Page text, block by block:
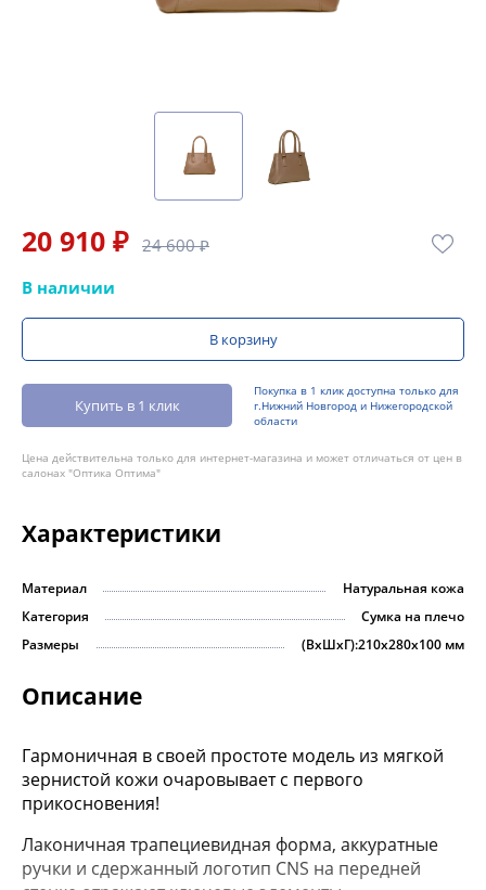
20 910 ₽ 24 600 ₽
В наличии
В корзину
Купить в 1 клик
Покупка в 1 клик доступна только для
г.Нижний Новгород и Нижегородской
области
Цена действительна только для интернет-магазина и может отличаться от цен в
салонах "Оптика Оптима"
Описание
Гармоничная в своей простоте модель из мягкой
зернистой кожи очаровывает с первого
прикосновения!
Лаконичная трапециевидная форма, аккуратные
ручки и сдержанный логотип CNS на передней
Характеристики
Материал
Натуральная кожа
Категория
Сумка на плечо
Размеры
(ВхШхГ):210х280х100 мм